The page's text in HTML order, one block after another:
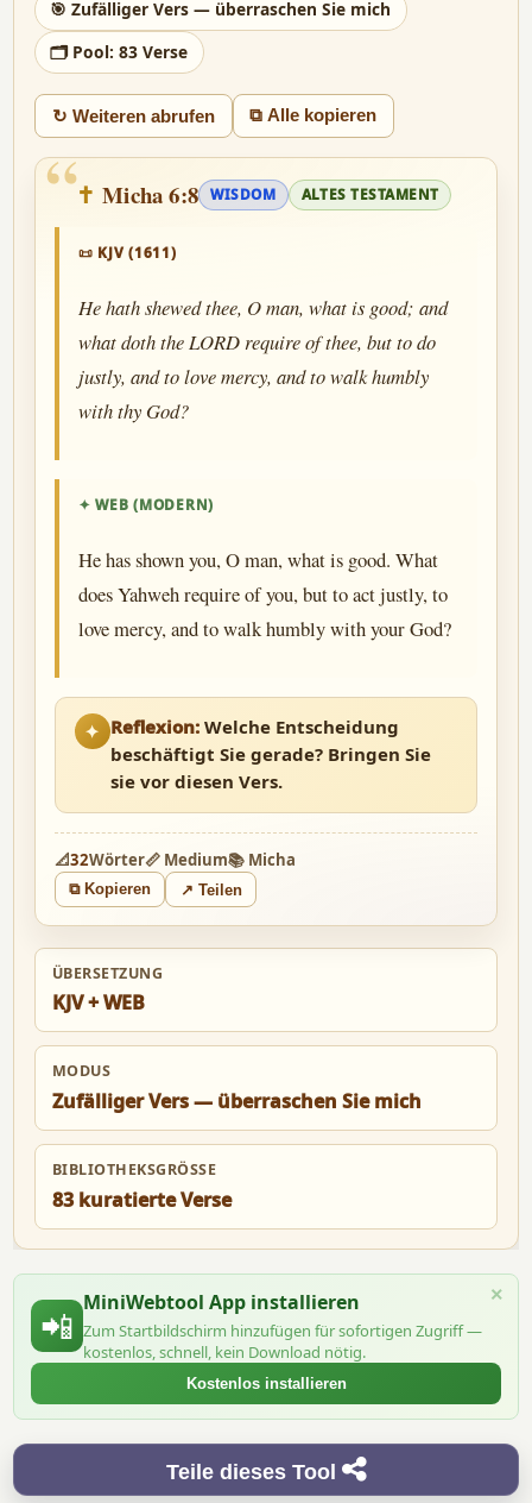
🎯 Zufälliger Vers — überraschen Sie mich
🗂 Pool: 83 Verse
↻ Weiteren abrufen ⧉ Alle kopieren
“ Micha 6:8 WISDOM ALTES TESTAMENT
📜 KJV (1611)
He hath shewed thee, O man, what is good; and
what doth the LORD require of thee, but to do
justly, and to love mercy, and to walk humbly
with thy God?
✦ WEB (MODERN)
He has shown you, O man, what is good. What
does Yahweh require of you, but to act justly, to
love mercy, and to walk humbly with your God?
✦ Reflexion:Welche Entscheidung
beschäftigt Sie gerade? Bringen Sie
sie vor diesen Vers.
📐32Wörter📏 Medium📚 Micha
⧉ Kopieren ↗ Teilen
ÜBERSETZUNG
KJV + WEB
MODUS
Zufälliger Vers — überraschen Sie mich
BIBLIOTHEKSGRÖSSE
83 kuratierte Verse
📲
MiniWebtool App installieren
Zum Startbildschirm hinzufügen für sofortigen Zugriff —
kostenlos, schnell, kein Download nötig.
Kostenlos installieren
×
Teile dieses Tool